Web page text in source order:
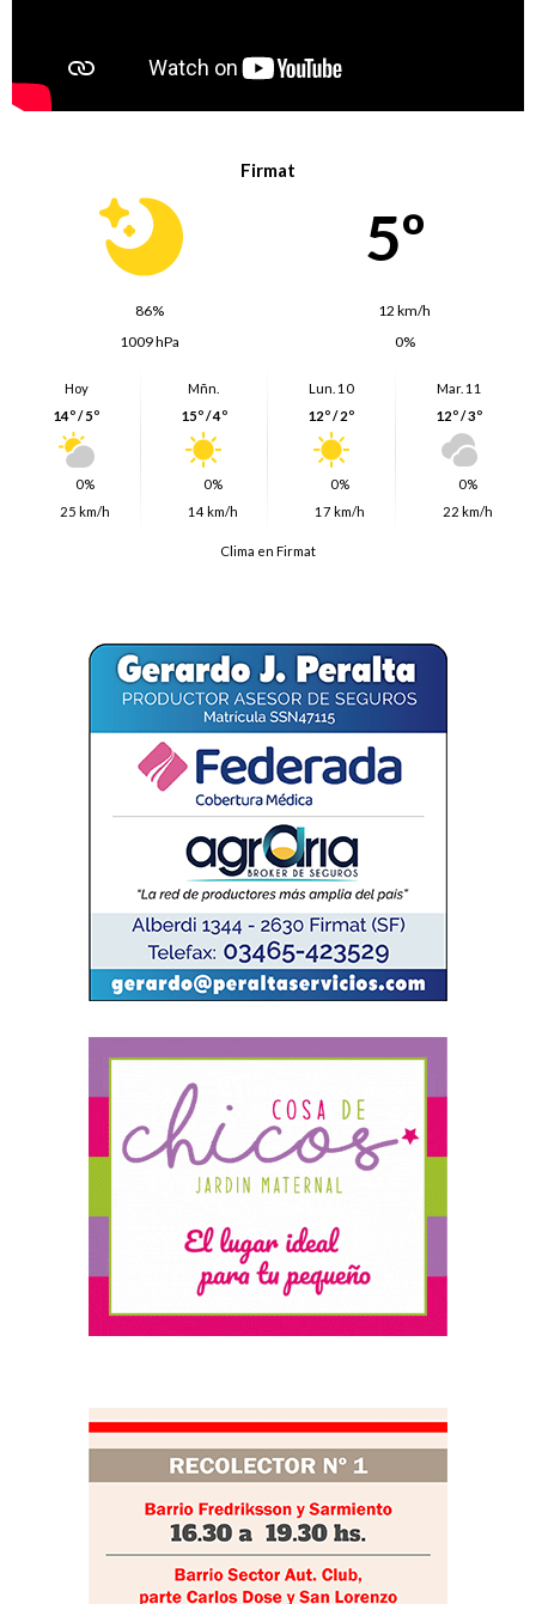
Firmat
5º
86%
12 km/h
1009 hPa
0%
Hoy
14º / 5º
0%
25 km/h
Mñn.
15º / 4º
0%
14 km/h
Lun. 10
12º / 2º
0%
17 km/h
Mar. 11
12º / 3º
0%
22 km/h
Clima en Firmat